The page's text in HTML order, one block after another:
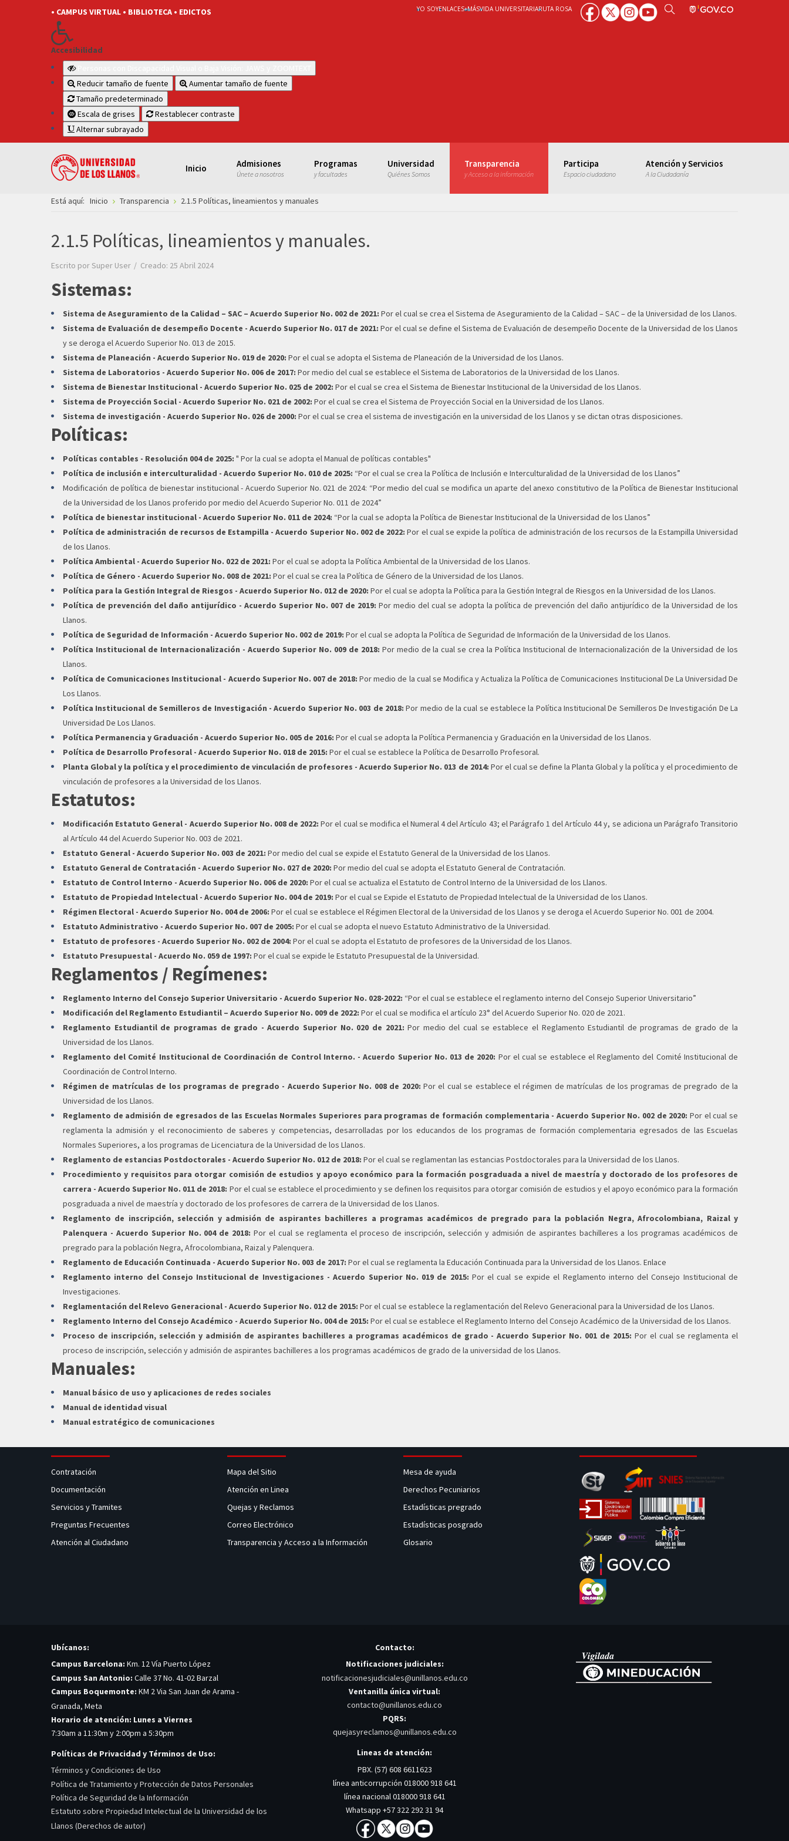
• CAMPUS VIRTUAL • BIBLIOTECA • EDICTOS
Accesibilidad
Reducir tamaño de fuente
Aumentar tamaño de fuente
Tamaño predeterminado
Escala de grises
Restablecer contraste
Alternar subrayado
YO SOYENLACES+MÁSVIDA UNIVERSITARIARUTA ROSA
Inicio Admisiones
Únete a nosotros
Programas
y facultades
Universidad
Quiénes Somos
Transparencia
y Acceso a la información
Participa
Espacio ciudadano
Atención y Servicios
A la Ciudadanía
Está aquí: Inicio Transparencia 2.1.5 Políticas, lineamientos y manuales
2.1.5 Políticas, lineamientos y manuales.
Escrito porSuper User Creado: 25 Abril 2024
Sistemas:
Sistema de Aseguramiento de la Calidad – SAC – Acuerdo Superior No. 002 de 2021: Por el cual se crea el Sistema de Aseguramiento de la Calidad – SAC – de la Universidad de los Llanos.
Sistema de Evaluación de desempeño Docente - Acuerdo Superior No. 017 de 2021: Por el cual se define el Sistema de Evaluación de desempeño Docente de la Universidad de los Llanos
y se deroga el Acuerdo Superior No. 013 de 2015.
Sistema de Planeación - Acuerdo Superior No. 019 de 2020: Por el cual se adopta el Sistema de Planeación de la Universidad de los Llanos.
Sistema de Laboratorios - Acuerdo Superior No. 006 de 2017: Por medio del cual se establece el Sistema de Laboratorios de la Universidad de los Llanos.
Sistema de Bienestar Institucional - Acuerdo Superior No. 025 de 2002: Por el cual se crea el Sistema de Bienestar Institucional de la Universidad de los Llanos.
Sistema de Proyección Social - Acuerdo Superior No. 021 de 2002: Por el cual se crea el Sistema de Proyección Social en la Universidad de los Llanos.
Sistema de investigación - Acuerdo Superior No. 026 de 2000: Por el cual se crea el sistema de investigación en la universidad de los Llanos y se dictan otras disposiciones.
Políticas:
Políticas contables - Resolución 004 de 2025: " Por la cual se adopta el Manual de políticas contables"
Política de inclusión e interculturalidad - Acuerdo Superior No. 010 de 2025: “Por el cual se crea la Política de Inclusión e Interculturalidad de la Universidad de los Llanos”
Modificación de política de bienestar institucional - Acuerdo Superior No. 021 de 2024: “Por medio del cual se modifica un aparte del anexo constitutivo de la Política de Bienestar Institucional
de la Universidad de los Llanos proferido por medio del Acuerdo Superior No. 011 de 2024”
Política de bienestar institucional - Acuerdo Superior No. 011 de 2024: “Por la cual se adopta la Política de Bienestar Institucional de la Universidad de los Llanos”
Política de administración de recursos de Estampilla - Acuerdo Superior No. 002 de 2022: Por el cual se expide la política de administración de los recursos de la Estampilla Universidad
de los Llanos.
Política Ambiental - Acuerdo Superior No. 022 de 2021: Por el cual se adopta la Política Ambiental de la Universidad de los Llanos.
Política de Género - Acuerdo Superior No. 008 de 2021: Por el cual se crea la Política de Género de la Universidad de los Llanos.
Política para la Gestión Integral de Riesgos - Acuerdo Superior No. 012 de 2020: Por el cual se adopta la Política para la Gestión Integral de Riesgos en la Universidad de los Llanos.
Política de prevención del daño antijurídico - Acuerdo Superior No. 007 de 2019: Por medio del cual se adopta la política de prevención del daño antijurídico de la Universidad de los
Llanos.
Política de Seguridad de Información - Acuerdo Superior No. 002 de 2019: Por el cual se adopta la Política de Seguridad de Información de la Universidad de los Llanos.
Política Institucional de Internacionalización - Acuerdo Superior No. 009 de 2018: Por medio de la cual se crea la Política Institucional de Internacionalización de la Universidad de los
Llanos.
Política de Comunicaciones Institucional - Acuerdo Superior No. 007 de 2018: Por medio de la cual se Modifica y Actualiza la Política de Comunicaciones Institucional De La Universidad De
Los Llanos.
Política Institucional de Semilleros de Investigación - Acuerdo Superior No. 003 de 2018: Por medio de la cual se establece la Política Institucional De Semilleros De Investigación De La
Universidad De Los Llanos.
Política Permanencia y Graduación - Acuerdo Superior No. 005 de 2016: Por el cual se adopta la Política Permanencia y Graduación en la Universidad de los Llanos.
Política de Desarrollo Profesoral - Acuerdo Superior No. 018 de 2015: Por el cual se establece la Política de Desarrollo Profesoral.
Planta Global y la política y el procedimiento de vinculación de profesores - Acuerdo Superior No. 013 de 2014: Por el cual se define la Planta Global y la política y el procedimiento de
vinculación de profesores a la Universidad de los Llanos.
Estatutos:
Modificación Estatuto General - Acuerdo Superior No. 008 de 2022: Por el cual se modifica el Numeral 4 del Artículo 43; el Parágrafo 1 del Artículo 44 y, se adiciona un Parágrafo Transitorio
al Artículo 44 del Acuerdo Superior No. 003 de 2021.
Estatuto General - Acuerdo Superior No. 003 de 2021: Por medio del cual se expide el Estatuto General de la Universidad de los Llanos.
Estatuto General de Contratación - Acuerdo Superior No. 027 de 2020: Por medio del cual se adopta el Estatuto General de Contratación.
Estatuto de Control Interno - Acuerdo Superior No. 006 de 2020: Por el cual se actualiza el Estatuto de Control Interno de la Universidad de los Llanos.
Estatuto de Propiedad Intelectual - Acuerdo Superior No. 004 de 2019: Por el cual se Expide el Estatuto de Propiedad Intelectual de la Universidad de los Llanos.
Régimen Electoral - Acuerdo Superior No. 004 de 2006: Por el cual se establece el Régimen Electoral de la Universidad de los Llanos y se deroga el Acuerdo Superior No. 001 de 2004.
Estatuto Administrativo - Acuerdo Superior No. 007 de 2005: Por el cual se adopta el nuevo Estatuto Administrativo de la Universidad.
Estatuto de profesores - Acuerdo Superior No. 002 de 2004: Por el cual se adopta el Estatuto de profesores de la Universidad de los Llanos.
Estatuto Presupuestal - Acuerdo No. 059 de 1997: Por el cual se expide le Estatuto Presupuestal de la Universidad.
Reglamentos / Regímenes:
Reglamento Interno del Consejo Superior Universitario - Acuerdo Superior No. 028-2022: “Por el cual se establece el reglamento interno del Consejo Superior Universitario”
Modificación del Reglamento Estudiantil – Acuerdo Superior No. 009 de 2022: Por el cual se modifica el artículo 23° del Acuerdo Superior No. 020 de 2021.
Reglamento Estudiantil de programas de grado - Acuerdo Superior No. 020 de 2021: Por medio del cual se establece el Reglamento Estudiantil de programas de grado de la
Universidad de los Llanos.
Reglamento del Comité Institucional de Coordinación de Control Interno. - Acuerdo Superior No. 013 de 2020: Por el cual se establece el Reglamento del Comité Institucional de
Coordinación de Control Interno.
Régimen de matrículas de los programas de pregrado - Acuerdo Superior No. 008 de 2020: Por el cual se establece el régimen de matrículas de los programas de pregrado de la
Universidad de los Llanos.
Reglamento de admisión de egresados de las Escuelas Normales Superiores para programas de formación complementaria - Acuerdo Superior No. 002 de 2020: Por el cual se
reglamenta la admisión y el reconocimiento de saberes y competencias, desarrolladas por los educandos de los programas de formación complementaria egresados de las Escuelas
Normales Superiores, a los programas de Licenciatura de la Universidad de los Llanos.
Reglamento de estancias Postdoctorales - Acuerdo Superior No. 012 de 2018: Por el cual se reglamentan las estancias Postdoctorales para la Universidad de los Llanos.
Procedimiento y requisitos para otorgar comisión de estudios y apoyo económico para la formación posgraduada a nivel de maestría y doctorado de los profesores de
carrera - Acuerdo Superior No. 011 de 2018: Por el cual se establece el procedimiento y se definen los requisitos para otorgar comisión de estudios y el apoyo económico para la formación
posgraduada a nivel de maestría y doctorado de los profesores de carrera de la Universidad de los Llanos.
Reglamento de inscripción, selección y admisión de aspirantes bachilleres a programas académicos de pregrado para la población Negra, Afrocolombiana, Raizal y
Palenquera - Acuerdo Superior No. 004 de 2018: Por el cual se reglamenta el proceso de inscripción, selección y admisión de aspirantes bachilleres a los programas académicos de
pregrado para la población Negra, Afrocolombiana, Raizal y Palenquera.
Reglamento de Educación Continuada - Acuerdo Superior No. 003 de 2017: Por el cual se reglamenta la Educación Continuada para la Universidad de los Llanos. Enlace
Reglamento interno del Consejo Institucional de Investigaciones - Acuerdo Superior No. 019 de 2015: Por el cual se expide el Reglamento interno del Consejo Institucional de
Investigaciones.
Reglamentación del Relevo Generacional - Acuerdo Superior No. 012 de 2015: Por el cual se establece la reglamentación del Relevo Generacional para la Universidad de los Llanos.
Reglamento Interno del Consejo Académico - Acuerdo Superior No. 004 de 2015: Por el cual se establece el Reglamento Interno del Consejo Académico de la Universidad de los Llanos.
Proceso de inscripción, selección y admisión de aspirantes bachilleres a programas académicos de grado - Acuerdo Superior No. 001 de 2015: Por el cual se reglamenta el
proceso de inscripción, selección y admisión de aspirantes bachilleres a los programas académicos de grado de la universidad de los Llanos.
Manuales:
Manual básico de uso y aplicaciones de redes sociales
Manual de identidad visual
Manual estratégico de comunicaciones
Contratación
Documentación
Servicios y Tramites
Preguntas Frecuentes
Atención al Ciudadano
Mapa del Sitio
Atención en Linea
Quejas y Reclamos
Correo Electrónico
Transparencia y Acceso a la Información
Mesa de ayuda
Derechos Pecuniarios
Estadísticas pregrado
Estadísticas posgrado
Glosario
Ubícanos:
Campus Barcelona: Km. 12 Vía Puerto López
Campus San Antonio: Calle 37 No. 41-02 Barzal
Campus Boquemonte: KM 2 Via San Juan de Arama -
Granada, Meta
Horario de atención: Lunes a Viernes
7:30am a 11:30m y 2:00pm a 5:30pm
Políticas de Privacidad y Términos de Uso:
Términos y Condiciones de Uso
Política de Tratamiento y Protección de Datos Personales
Política de Seguridad de la Información
Estatuto sobre Propiedad Intelectual de la Universidad de los
Llanos (Derechos de autor)
Contacto:
Notificaciones judiciales:
notificacionesjudiciales@unillanos.edu.co
Ventanilla única virtual:
contacto@unillanos.edu.co
PQRS:
quejasyreclamos@unillanos.edu.co
Lineas de atención:
PBX. (57) 608 6611623
línea anticorrupción 018000 918 641
línea nacional 018000 918 641
Whatsapp +57 322 292 31 94